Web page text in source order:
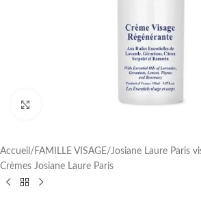
Cliquez pour agrandir
Accueil / FAMILLE VISAGE/Josiane Laure Paris
Crèmes Josiane Laure Paris